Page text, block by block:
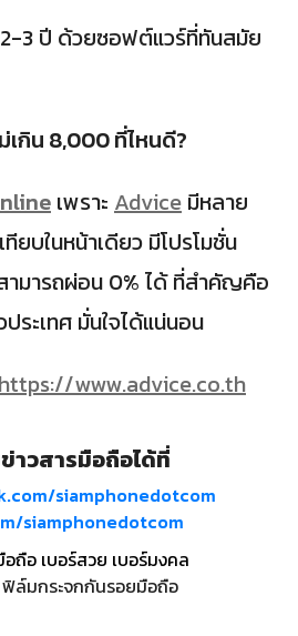
2-3 ปี ด้วยซอฟต์แวร์ที่ทันสมัย
เกิน 8,000 ที่ไหนดี?
เพราะ Advice มีหลาย
ยบในหน้าเดียว มีโปรโมชั่น
ามารถผ่อน 0% ได้ ที่สำคัญคือ
ระเทศ มั่นใจได้แน่นอน
https://www.advice.co.th
าวสารมือถือได้ที่
siamphonedotcom
siamphonedotcom
อถือ เบอร์สวย เบอร์มงคล
ล์มกระจกกันรอยมือถือ